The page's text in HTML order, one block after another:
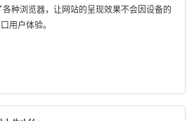
种浏览器，让网站的呈现效果不会因设备的
用户体验。